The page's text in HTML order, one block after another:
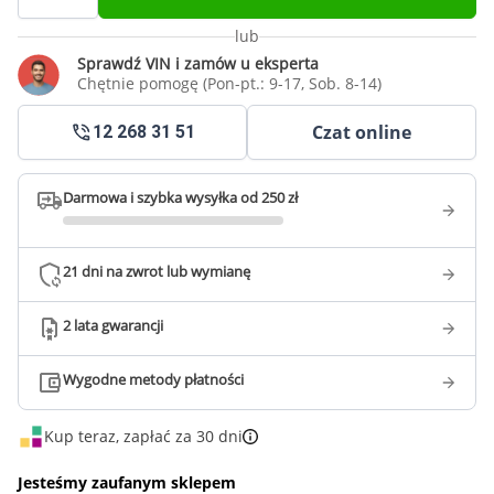
lub
Sprawdź VIN i zamów u eksperta
Chętnie pomogę (Pon-pt.: 9-17, Sob. 8-14)
12 268 31 51 Czat online
Darmowa i szybka wysyłka od 250 zł
21 dni na zwrot lub wymianę
2 lata gwarancji
Wygodne metody płatności
Kup teraz, zapłać za 30 dni
Jesteśmy zaufanym sklepem